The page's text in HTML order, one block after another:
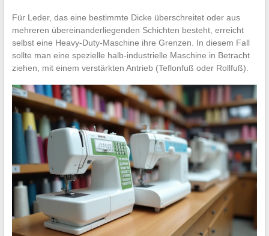
Für Leder, das eine bestimmte Dicke überschreitet oder aus
mehreren übereinanderliegenden Schichten besteht, erreicht
selbst eine Heavy-Duty-Maschine ihre Grenzen. In diesem Fall
sollte man eine spezielle halb-industrielle Maschine in Betracht
ziehen, mit einem verstärkten Antrieb (Teflonfuß oder Rollfuß).